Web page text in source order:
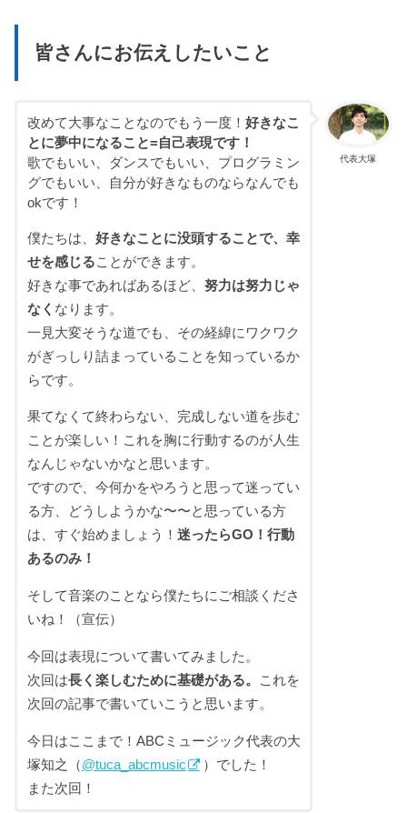
皆さんにお伝えしたいこと
代表大塚
改めて大事なことなのでもう一度！ 好きなこ
とに夢中になること=自己表現です！
歌でもいい、ダンスでもいい、プログラミン
グでもいい、自分が好きなものならなんでも
okです！
僕たちは、 好きなことに没頭することで、幸
せを感じることができます。
好きな事であればあるほど、 努力は努力じゃ
なく なります。
一見大変そうな道でも、その経緯にワクワク
がぎっしり詰まっていることを知っているか
らです。
果てなくて終わらない、完成しない道を歩む
ことが楽しい！これを胸に行動するのが人生
なんじゃないかなと思います。
ですので、今何かをやろうと思って迷ってい
る方、どうしようかな〜〜と思っている方
は、すぐ始めましょう！ 迷ったらGO！行動
あるのみ！
そして音楽のことなら僕たちにご相談くださ
いね！（宣伝）
今回は表現について書いてみました。
次回は長く楽しむために基礎がある。
これを
次回の記事で書いていこうと思います。
今日はここまで！ABCミュージック代表の大
塚知之（@tuca_abcmusic
）でした！
また次回！